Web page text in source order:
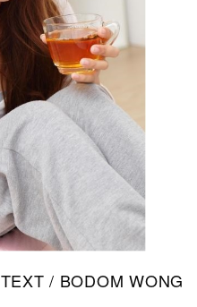
TEXT / BODOM WONG